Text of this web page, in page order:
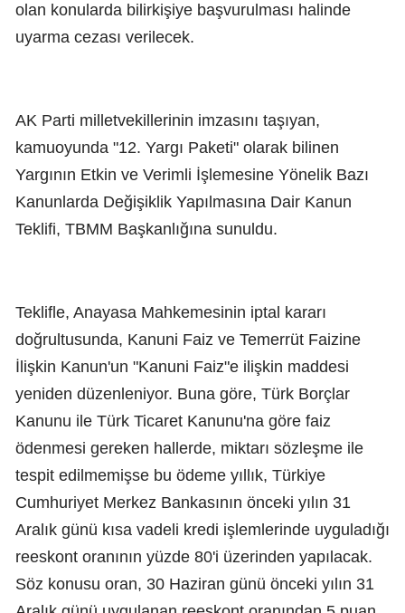
olan konularda bilirkişiye başvurulması halinde
uyarma cezası verilecek.
AK Parti milletvekillerinin imzasını taşıyan,
kamuoyunda "12. Yargı Paketi" olarak bilinen
Yargının Etkin ve Verimli İşlemesine Yönelik Bazı
Kanunlarda Değişiklik Yapılmasına Dair Kanun
Teklifi, TBMM Başkanlığına sunuldu.
Teklifle, Anayasa Mahkemesinin iptal kararı
doğrultusunda, Kanuni Faiz ve Temerrüt Faizine
İlişkin Kanun'un "Kanuni Faiz"e ilişkin maddesi
yeniden düzenleniyor. Buna göre, Türk Borçlar
Kanunu ile Türk Ticaret Kanunu'na göre faiz
ödenmesi gereken hallerde, miktarı sözleşme ile
tespit edilmemişse bu ödeme yıllık, Türkiye
Cumhuriyet Merkez Bankasının önceki yılın 31
Aralık günü kısa vadeli kredi işlemlerinde uyguladığı
reeskont oranının yüzde 80'i üzerinden yapılacak.
Söz konusu oran, 30 Haziran günü önceki yılın 31